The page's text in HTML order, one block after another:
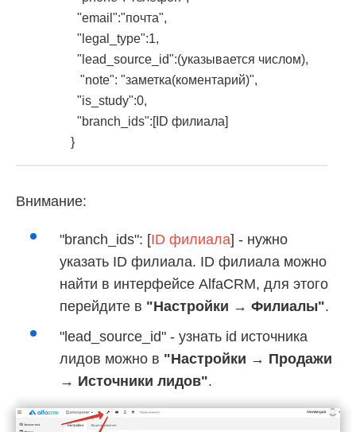
"email":"почта",
"legal_type":1,
"lead_source_id":(указывается числом),
"note": "заметка(коментарий)",
"is_study":0,
"branch_ids":[ID филиала]
}
Внимание:
"branch_ids": [ID филиала] - нужно
указать ID филиала. ID филиала можно
найти в интерфейсе AlfaCRM, для этого
перейдите в "Настройки → Филиалы".
"lead_source_id" - узнать id источника
лидов можно в "Настройки → Продажи
→ Источники лидов".